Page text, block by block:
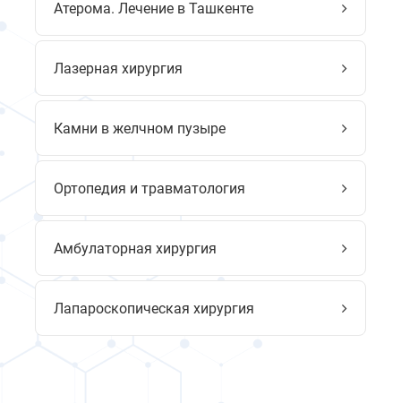
Атерома. Лечение в Ташкенте
Лазерная хирургия
Камни в желчном пузыре
Ортопедия и травматология
Амбулаторная хирургия
Лапароскопическая хирургия